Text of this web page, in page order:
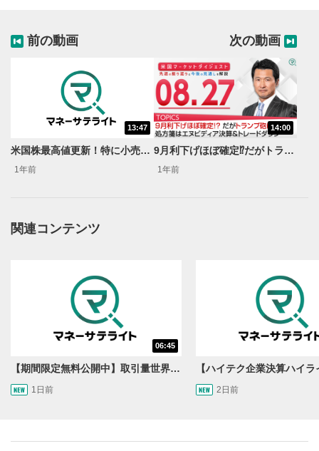
動画再生エリアにマウスを乗せると表示されます。
動画を再生または一時停止します。
10秒戻し/10秒送り
10秒、動画を巻き戻し/早送りします。
再生位置を示しています。再生したい位置をクリック
するとその位置から動画が再生されます。
前の動画
13:47
米国株最高値更新！特に小売り株絶好調！＜米国マーケットダイジェスト8/13号＞
1年前
次の動画
14:00
9月利下げほぼ確定⁉だがトランプ砲に注意 処方箋はエヌビディア決算&トレードダウン＜米国マーケットダイジェスト8/27号＞
1年前
関連コンテンツ
06:45
【期間限定無料公開中】取引量世界一の通貨ペアに優位性あり!?ドル/円&ユーロドルのテクニカルを検証！【JINのマンスリーFX戦略】
1日前 2日前